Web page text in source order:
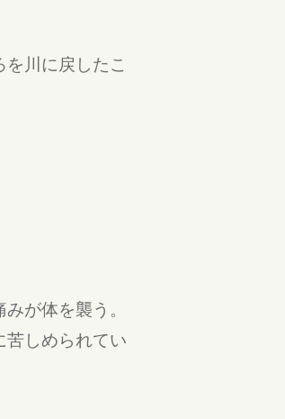
川に戻したこ
が体を襲う。
苦しめられてい